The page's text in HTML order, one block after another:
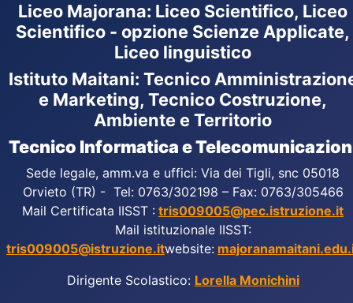
Liceo Majorana: Liceo Scientifico, Liceo
Scientifico - opzione Scienze Applicate,
Liceo linguistico
Istituto Maitani: Tecnico
e Marketing, Tecnico Costruzione,
Ambiente e Territorio
Tecnico Informatica e
Sede legale, amm.va e uffici: Via dei Tigli, snc 05018
Orvieto (TR) - Tel: 0763/302198 – Fax: 0763/305466
Mail Certificata IISST : tris009005@pec.istruzione.it
Mail istituzionale IISST:
tris009005@istruzione.itwebsite:
Dirigente Scolastico: Lorella Monichini